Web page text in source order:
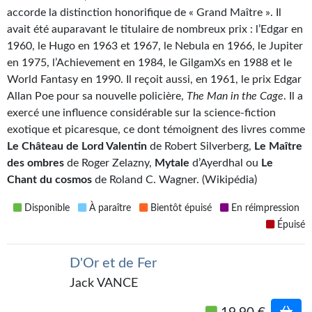
Kvasar
Pulps
Wotan
Étoiles vives
Yellow Submarine
NUMÉRIQUE
Romans et recueils
Une Heure-Lumière
Nouvelles
accorde la distinction honorifique de « Grand Maître ». Il
avait été auparavant le titulaire de nombreux prix : l’Edgar en
1960, le Hugo en 1963 et 1967, le Nebula en 1966, le Jupiter
en 1975, l’Achievement en 1984, le GilgamXs en 1988 et le
World Fantasy en 1990. Il reçoit aussi, en 1961, le prix Edgar
Allan Poe pour sa nouvelle policière, The Man in the Cage. Il a
exercé une influence considérable sur la science-fiction
exotique et picaresque, ce dont témoignent des livres comme
Le Château de Lord Valentin de Robert Silverberg, Le Maître
des ombres de Roger Zelazny, Mytale d’Ayerdhal ou Le
Chant du cosmos de Roland C. Wagner. (Wikipédia)
Disponible À paraître Bientôt épuisé
En réimpression
Épuisé
D'Or et de Fer
Jack VANCE